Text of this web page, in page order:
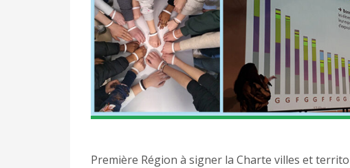
Première Région à signer la Charte villes et